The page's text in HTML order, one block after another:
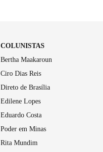
COLUNISTAS
Bertha Maakaroun
Ciro Dias Reis
Direto de Brasília
Edilene Lopes
Eduardo Costa
Poder em Minas
Rita Mundim